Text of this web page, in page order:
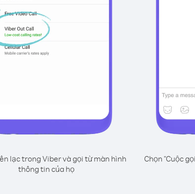
lạc trong Viber và gọi từ màn hình
thông tin của họ
Chọn "Cuộc